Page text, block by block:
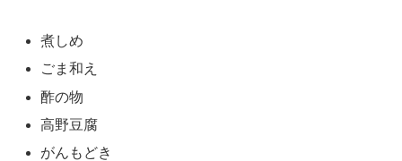
煮しめ
ごま和え
酢の物
高野豆腐
がんもどき